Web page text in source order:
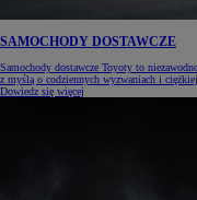
SAMOCHODY DOSTAWCZE
Samochody dostawcze Toyoty to
z myślą o codziennych wyzwaniach i
Dowiedz się więcej